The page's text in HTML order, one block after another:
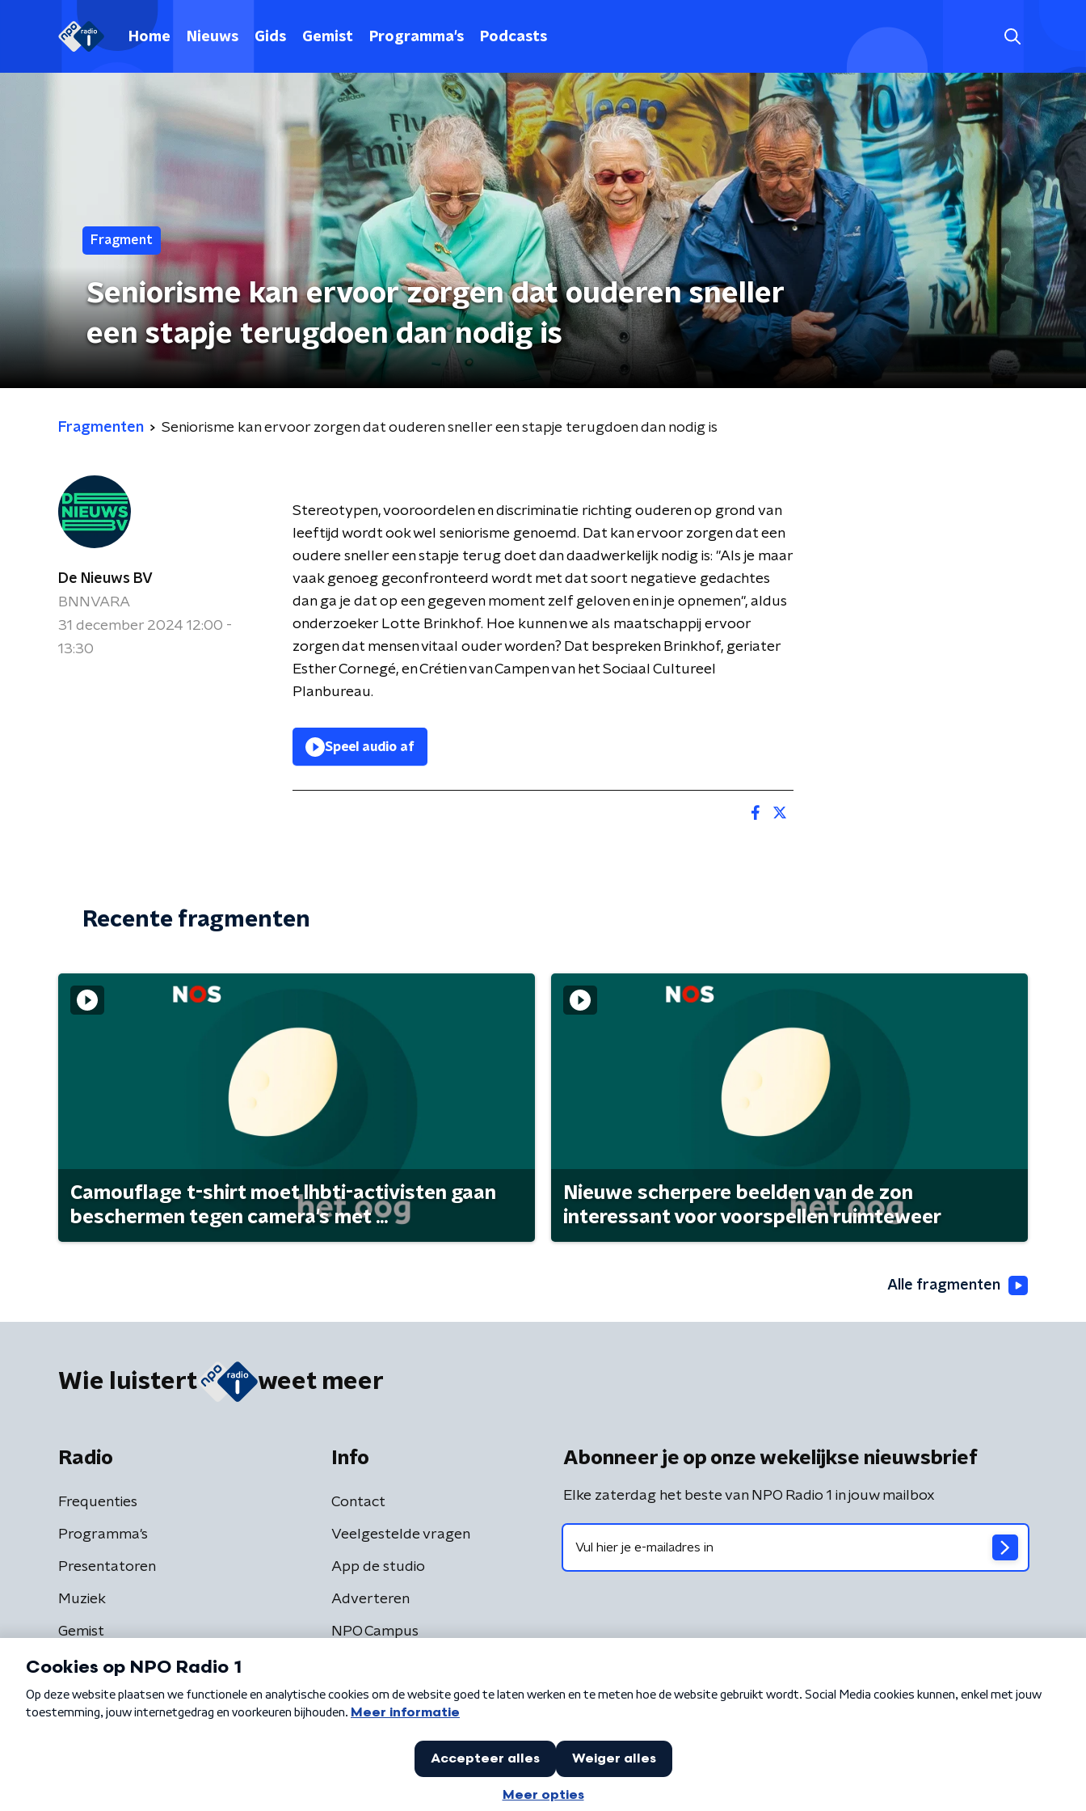
Home Nieuws Gids Gemist Programma's Podcasts
Fragment
Seniorisme kan ervoor zorgen dat ouderen sneller
een stapje terugdoen dan nodig is
Fragmenten Seniorisme kan ervoor zorgen dat ouderen sneller een stapje terugdoen dan nodig is
De Nieuws BV
BNNVARA
31 december 2024 12:00 -
13:30
Stereotypen, vooroordelen en discriminatie richting ouderen op grond van
leeftijd wordt ook wel seniorisme genoemd. Dat kan ervoor zorgen dat een
oudere sneller een stapje terug doet dan daadwerkelijk nodig is: "Als je maar
vaak genoeg geconfronteerd wordt met dat soort negatieve gedachtes
dan ga je dat op een gegeven moment zelf geloven en in je opnemen", aldus
onderzoeker Lotte Brinkhof. Hoe kunnen we als maatschappij ervoor
zorgen dat mensen vitaal ouder worden? Dat bespreken Brinkhof, geriater
Esther Cornegé, en Crétien van Campen van het Sociaal Cultureel
Planbureau.
Speel audio af
Recente fragmenten
Camouflage t-shirt moet lhbti-activisten gaan
beschermen tegen camera's met ...
Nieuwe scherpere beelden van de zon
interessant voor voorspellen ruimteweer
Alle fragmenten
Wie luistert weet meer
Radio
Frequenties
Programma's
Presentatoren
Muziek
Gemist
Info
Contact
Veelgestelde vragen
App de studio
Adverteren
NPO Campus
Abonneer je op onze wekelijkse nieuwsbrief
Elke zaterdag het beste van NPO Radio 1 in jouw mailbox
Algemene voorwaarden Privacybeleid